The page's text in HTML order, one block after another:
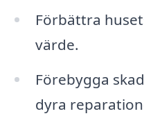
Förbättra
värde.
Förebygga
dyra